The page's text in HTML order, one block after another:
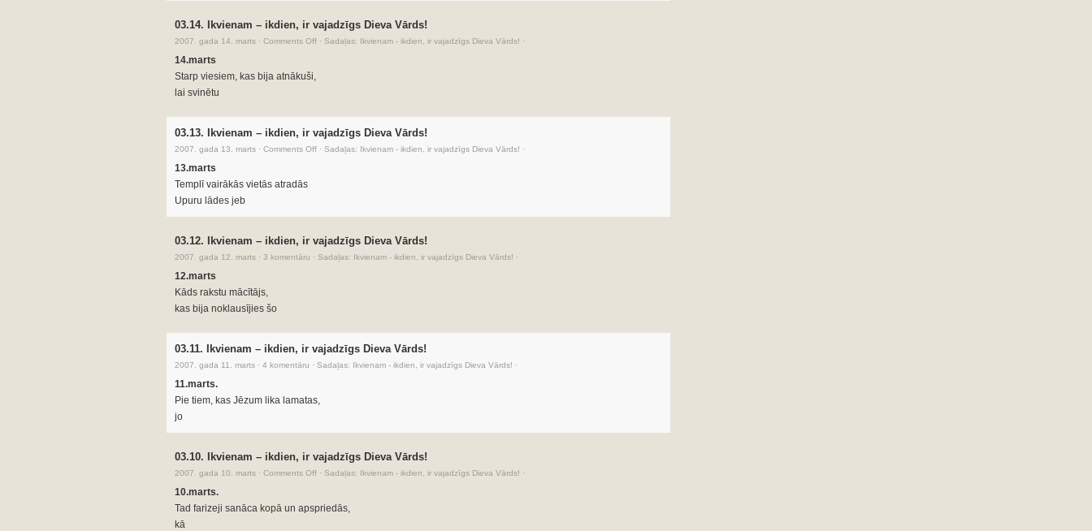
03.14. Ikvienam – ikdien, ir vajadzīgs Dieva Vārds!
2007. gada 14. marts · Comments Off · Sadaļas: Ikvienam - ikdien, ir vajadzīgs Dieva Vārds! ·
14.marts
Starp viesiem, kas bija atnākuši,
lai svinētu
03.13. Ikvienam – ikdien, ir vajadzīgs Dieva Vārds!
2007. gada 13. marts · Comments Off · Sadaļas: Ikvienam - ikdien, ir vajadzīgs Dieva Vārds! ·
13.marts
Templī vairākās vietās atradās
Upuru lādes jeb
03.12. Ikvienam – ikdien, ir vajadzīgs Dieva Vārds!
2007. gada 12. marts · 3 komentāru · Sadaļas: Ikvienam - ikdien, ir vajadzīgs Dieva Vārds! ·
12.marts
Kāds rakstu mācītājs,
kas bija noklausījies šo
03.11. Ikvienam – ikdien, ir vajadzīgs Dieva Vārds!
2007. gada 11. marts · 4 komentāru · Sadaļas: Ikvienam - ikdien, ir vajadzīgs Dieva Vārds! ·
11.marts.
Pie tiem, kas Jēzum lika lamatas,
jo
03.10. Ikvienam – ikdien, ir vajadzīgs Dieva Vārds!
2007. gada 10. marts · Comments Off · Sadaļas: Ikvienam - ikdien, ir vajadzīgs Dieva Vārds! ·
10.marts.
Tad farizeji sanāca kopā un apspriedās,
kā